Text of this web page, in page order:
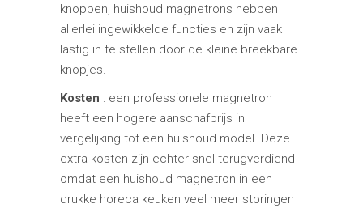
knoppen, huishoud magnetrons hebben
allerlei ingewikkelde functies en zijn vaak
lastig in te stellen door de kleine breekbare
knopjes.
Kosten : een professionele magnetron
heeft een hogere aanschafprijs in
vergelijking tot een huishoud model. Deze
extra kosten zijn echter snel terugverdiend
omdat een huishoud magnetron in een
drukke horeca keuken veel meer storingen